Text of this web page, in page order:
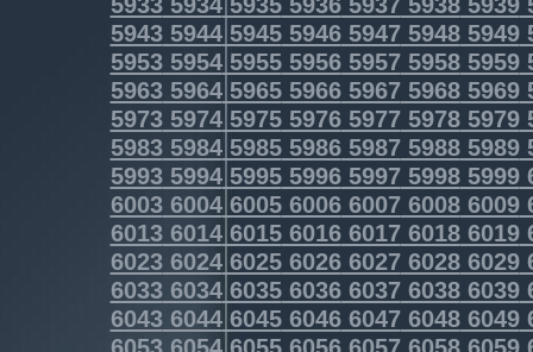
5943594459455946594759485949
5953595459555956595759585959
5963596459655966596759685969
5973597459755976597759785979
5983598459855986598759885989
5993599459955996599759985999
6003600460056006600760086009
6013601460156016601760186019
6023602460256026602760286029
6033603460356036603760386039
6043604460456046604760486049